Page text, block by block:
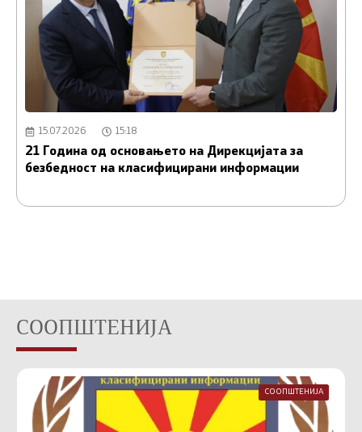
15.07.2026 15:18
21 Година од основањето на Дирекцијата за
безбедност на класифицирани информации
СООПШТЕНИЈА
СООПШТЕНИЈА